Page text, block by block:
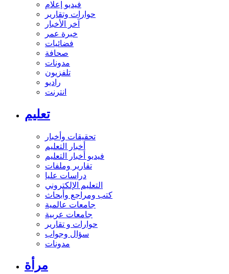
فيديو إعلام
حوارات وتقارير
آخر الأخبار
خبرة عمر
فضائيات
صحافة
مدونات
تلفزيون
راديو
انترنت
تعليم
تحقيقات وأخبار
أخبار التعليم
فيديو أخبار التعليم
تقارير وملفات
دراسات عليا
التعليم الإلكتروني
كتب ومراجع وأبحاث
جامعات عالمية
جامعات عربية
حوارات و تقارير
سؤال وجواب
مدونات
مرأة